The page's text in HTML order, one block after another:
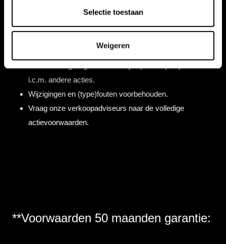
Selectie toestaan
Weigeren
De korting is niet inwisselbaar voor contanten.
i.c.m. andere acties.
Wijzigingen en (type)fouten voorbehouden.
Vraag onze verkoopadviseurs naar de volledige
actievoorwaarden.
**Voorwaarden 50 maanden garantie: